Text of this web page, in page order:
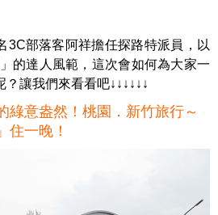
3C部落客阿祥擔任探路特派員，以
的達人風範，這次會如何為大家一
讓我們來看看吧↓↓↓↓↓↓
綠意盎然！桃園．新竹旅行～
住一晚！